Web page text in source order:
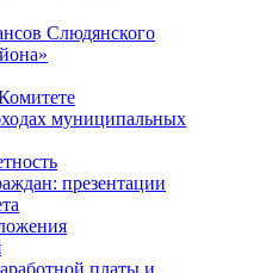
Слюдянского
муниципальных
презентации
платы и